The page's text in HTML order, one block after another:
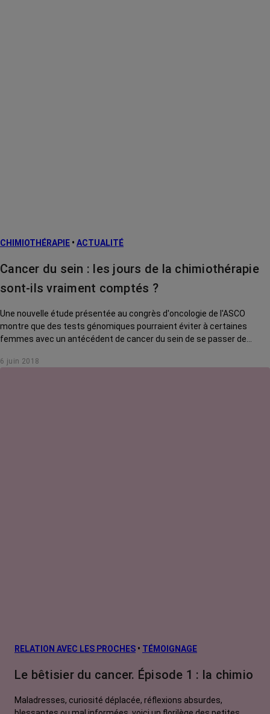
CHIMIOTHÉRAPIE • ACTUALITÉ
Cancer du sein : les jours de la chimiothérapie
sont-ils vraiment comptés ?
Une nouvelle étude présentée au congrès d'oncologie de l'ASCO
montre que des tests génomiques pourraient éviter à certaines
femmes avec un antécédent de cancer du sein de se passer de
6 juin 2018
RELATION AVEC LES PROCHES • TÉMOIGNAGE
Le bêtisier du cancer. Épisode 1 : la chimio
Maladresses, curiosité déplacée, réflexions absurdes,